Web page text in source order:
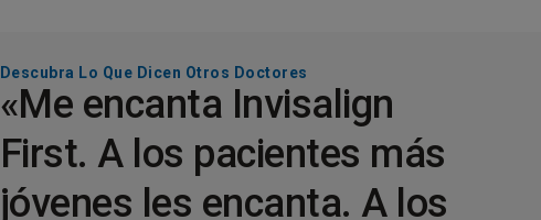
Descubra Lo Que Dicen Otros Doctores
«Me encanta Invisalign
First. A los pacientes más
jóvenes les encanta. A los